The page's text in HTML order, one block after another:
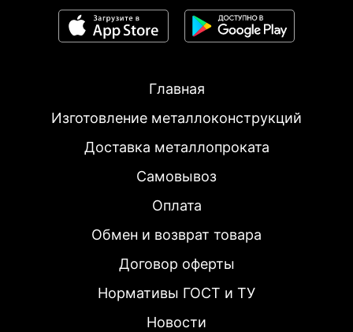
Главная
Изготовление металлоконструкций
Доставка металлопроката
Самовывоз
Оплата
Обмен и возврат товара
Договор оферты
Нормативы ГОСТ и ТУ
Новости